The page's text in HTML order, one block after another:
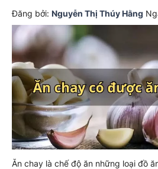
Đăng bởi: Nguyễn Thị Thúy Hằng
Ăn chay là chế độ ăn những loại đồ